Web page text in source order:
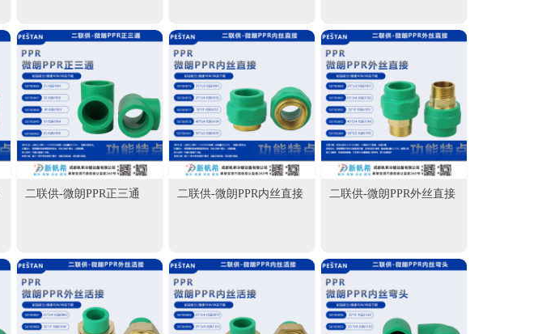
二联供-微朗PPR正三通 二联供-微朗PPR内丝直接 二联供-微朗PPR外丝直接